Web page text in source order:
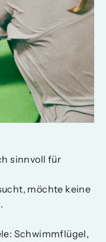
sinnvoll für
möchte keine
Schwimmflügel,